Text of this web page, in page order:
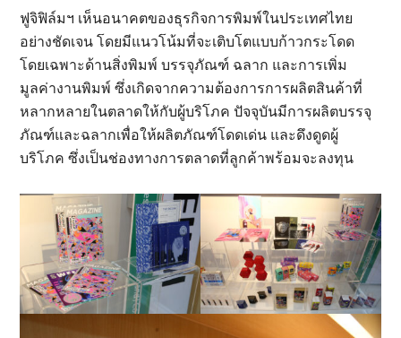
ฟูจิฟิล์มฯ เห็นอนาคตของธุรกิจการพิมพ์ในประเทศไทย
อย่างชัดเจน โดยมีแนวโน้มที่จะเติบโตแบบก้าวกระโดด
โดยเฉพาะด้านสิ่งพิมพ์ บรรจุภัณฑ์ ฉลาก และการเพิ่ม
มูลค่างานพิมพ์ ซึ่งเกิดจากความต้องการการผลิตสินค้าที่
หลากหลายในตลาดให้กับผู้บริโภค ปัจจุบันมีการผลิตบรรจุ
ภัณฑ์และฉลากเพื่อให้ผลิตภัณฑ์โดดเด่น และดึงดูดผู้
บริโภค ซึ่งเป็นช่องทางการตลาดที่ลูกค้าพร้อมจะลงทุน